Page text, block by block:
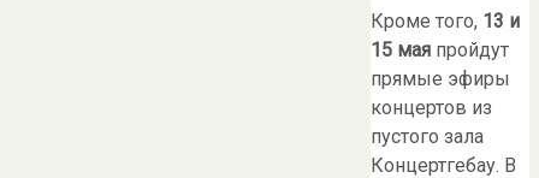
Кроме того, 13 и
15 мая пройдут
прямые эфиры
концертов из
пустого зала
Концертгебау. В